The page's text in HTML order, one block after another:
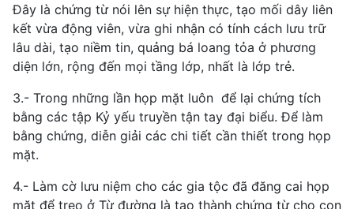
Đây là chứng từ nói lên sự hiện thực, tạo mối dây liên
kết vừa động viên, vừa ghi nhận có tính cách lưu trữ
lâu dài, tạo niềm tin, quảng bá loang tỏa ở phương
diện lớn, rộng đến mọi tầng lớp, nhất là lớp trẻ.
3.- Trong những lần họp mặt luôn để lại chứng tích
bằng các tập Kỷ yếu truyền tận tay đại biểu. Để làm
bằng chứng, diễn giải các chi tiết cần thiết trong họp
mặt.
4.- Làm cờ lưu niệm cho các gia tộc đã đăng cai họp
mặt để treo ở Từ đường là tạo thành chứng từ cho con